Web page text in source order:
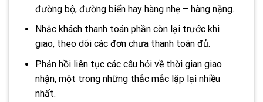
đường bộ, đường biển hay hàng nhẹ – hàng nặng.
Nhắc khách thanh toán phần còn lại trước khi
giao, theo dõi các đơn chưa thanh toán đủ.
Phản hồi liên tục các câu hỏi về thời gian giao
nhận, một trong những thắc mắc lặp lại nhiều
nhất.